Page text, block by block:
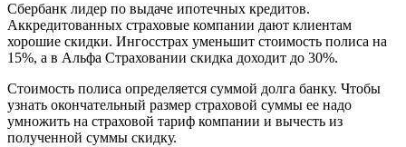
Сбербанк лидер по выдаче ипотечных кредитов.
Аккредитованных страховые компании дают клиентам
хорошие скидки. Ингосстрах уменьшит стоимость полиса на
15%, а в Альфа Страховании скидка доходит до 30%.
Стоимость полиса определяется суммой долга банку. Чтобы
узнать окончательный размер страховой суммы ее надо
умножить на страховой тариф компании и вычесть из
полученной суммы скидку.